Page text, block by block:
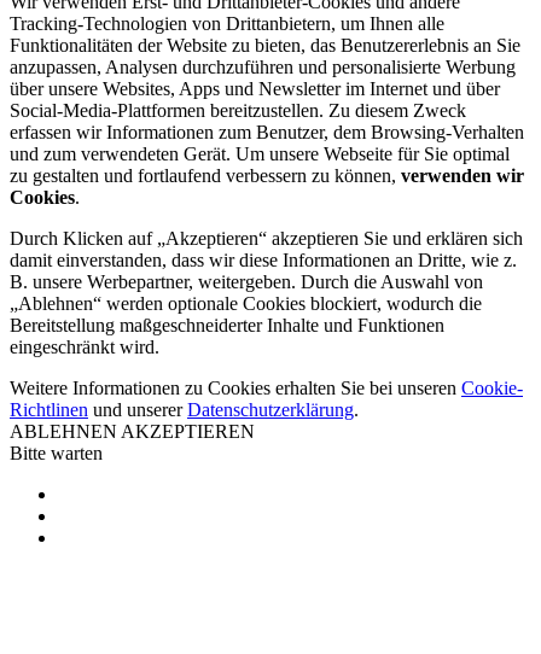
Tracking-Technologien von Drittanbietern, um Ihnen alle
Funktionalitäten der Website zu bieten, das Benutzererlebnis an Sie
anzupassen, Analysen durchzuführen und personalisierte Werbung
über unsere Websites, Apps und Newsletter im Internet und über
Social-Media-Plattformen bereitzustellen. Zu diesem Zweck
erfassen wir Informationen zum Benutzer, dem Browsing-Verhalten
und zum verwendeten Gerät. Um unsere Webseite für Sie optimal
zu gestalten und fortlaufend verbessern zu können, verwenden wir
Cookies.
Durch Klicken auf „Akzeptieren“ akzeptieren Sie und erklären sich
damit einverstanden, dass wir diese Informationen an Dritte, wie z.
B. unsere Werbepartner, weitergeben. Durch die Auswahl von
„Ablehnen“ werden optionale Cookies blockiert, wodurch die
Bereitstellung maßgeschneiderter Inhalte und Funktionen
eingeschränkt wird.
Weitere Informationen zu Cookies erhalten Sie bei unseren Cookie-
Richtlinen und unsererDatenschutzerklärung.
ABLEHNEN AKZEPTIEREN
Bitte warten